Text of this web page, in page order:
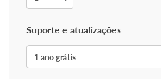
Suporte e atualizações